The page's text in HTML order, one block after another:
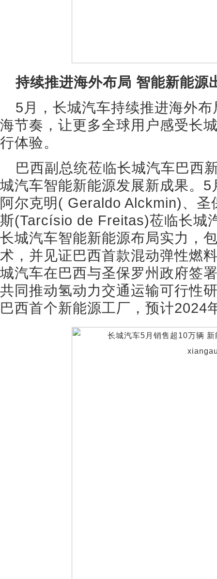
持续推进海外布局 智能新能源
5月，长城汽车持续推进海外
海节奏，让更多全球用户感受长
行体验。
巴西副总统莅临长城汽车巴西
城汽车智能新能源发展新成果。5
阿尔克明( Geraldo Alckmin)、圣
斯(Tarcísio de Freitas)莅临长城
长城汽车智能新能源布局实力，
术，并见证巴西首款混动弹性燃
城汽车在巴西与圣保罗州政府签
共同推动氢动力交通运输可行性
巴西首个新能源工厂，预计2024